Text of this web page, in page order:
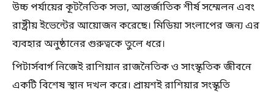
উচ্চ পর্যায়ের কূটনৈতিক সভা, আন্তর্জাতিক শীর্ষ সম্মেলন এবং
রাষ্ট্রীয় ইভেন্টের আয়োজন করেছে। মিডিয়া সংলাপের জন্য এর
ব্যবহার অনুষ্ঠানের গুরুত্বকে তুলে ধরে।
পিটার্সবার্গ নিজেই রাশিয়ান রাজনৈতিক ও সাংস্কৃতিক জীবনে
একটি বিশেষ স্থান দখল করে। প্রায়শই রাশিয়ার সংস্কৃতি